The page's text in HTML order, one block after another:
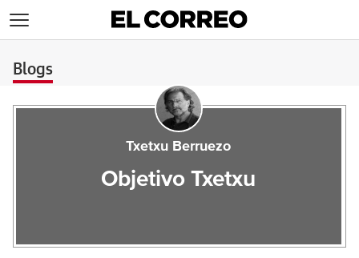
Blogs
Txetxu Berruezo
Objetivo Txetxu